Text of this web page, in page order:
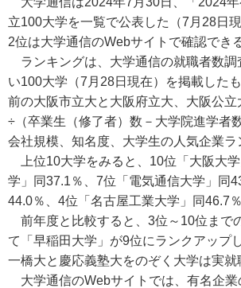
立100大学を一覧で公表した（7月28日
2位は大学通信のWebサイトで確認できる
ランキングは、大学通信の就職者数調
い100大学（7月28日現在）を掲載した
前の大阪市立大と大阪府立大、大阪公
÷（卒業生（修了者）数－大学院進学者
会社規模、知名度、大学生の人気企業ラ
上位10大学をみると、10位「大阪大
学」同37.1％、7位「電気通信大学」同
44.0％、4位「名古屋工業大学」同46.7
前年度と比較すると、3位～10位まで
て「早稲田大学」が9位にランクアップ
一橋大と慶応義塾大をのぞく大学は実就
大学通信のWebサイトでは、有名企業